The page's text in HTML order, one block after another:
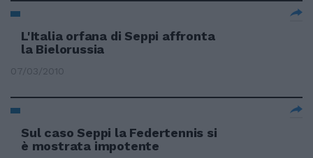
L'Italia orfana di Seppi affronta
la Bielorussia
07/03/2010
Sul caso Seppi la Federtennis si
è mostrata impotente